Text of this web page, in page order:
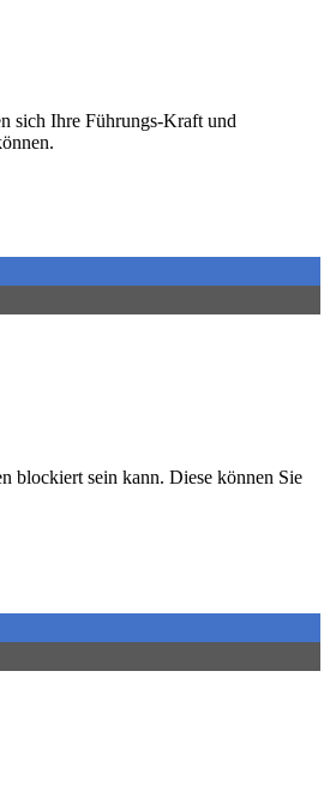
sich Ihre Führungs-Kraft und
blockiert sein kann. Diese können Sie